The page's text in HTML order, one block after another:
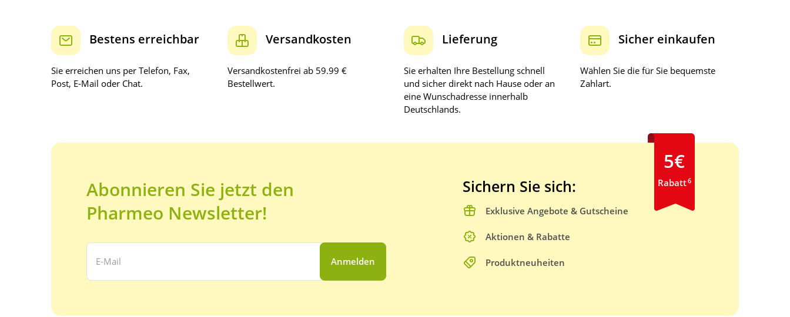
Bestens erreichbar
Sie erreichen uns per Telefon, Fax,
Post, E-Mail oder Chat.
Versandkosten
Versandkostenfrei ab 59.99 €
Bestellwert.
Lieferung
Sie erhalten Ihre Bestellung schnell
und sicher direkt nach Hause oder an
eine Wunschadresse innerhalb
Deutschlands.
Sicher einkaufen
Wählen Sie die für Sie bequemste
Zahlart.
Abonnieren Sie jetzt den
Pharmeo Newsletter!
Ihre E-Mail Adresse:
Anmelden
Sichern Sie sich:
Exklusive Angebote & Gutscheine
Aktionen & Rabatte
Produktneuheiten
5€
Rabatt6